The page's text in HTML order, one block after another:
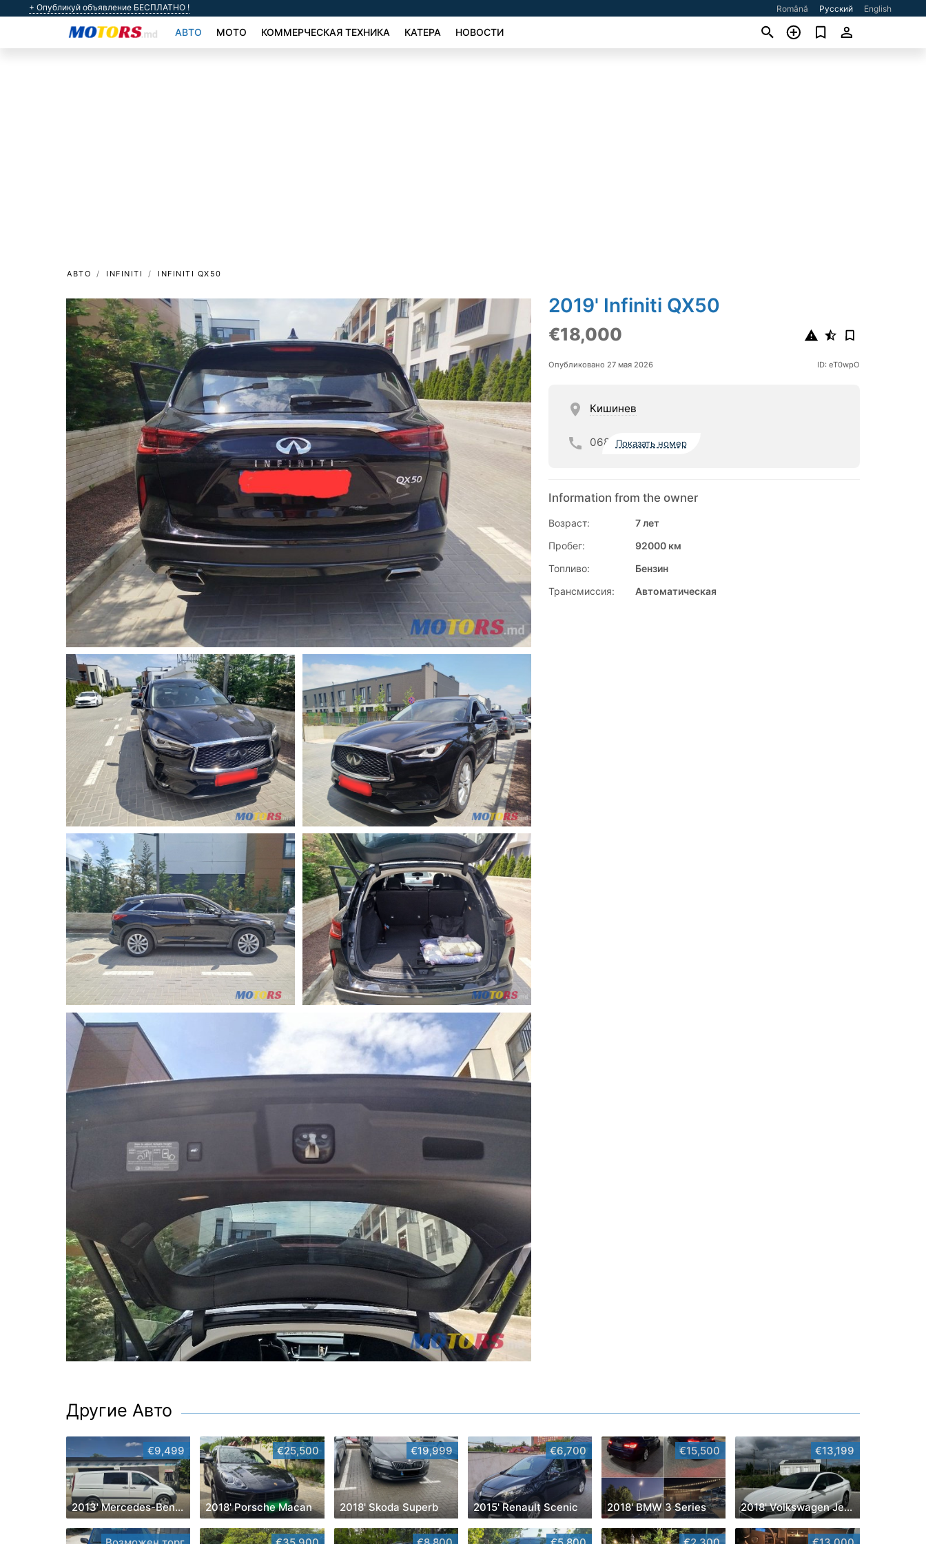
+ Опубликуй объявление БЕСПЛАТНО ! Română Русский English
АВТО МОТО КОММЕРЧЕСКАЯ ТЕХНИКА КАТЕРА НОВОСТИ
АВТО INFINITI INFINITI QX50
2019' Infiniti QX50
€18,000
Опубликовано 27 мая 2026 ID: eT0wpO
Кишинев
068 Показать номер
Information from the owner
Возраст:
7 лет
Пробег:
92000 км
Топливо:
Бензин
Трансмиссия:
Автоматическая
Другие Авто
€9,499
2013' Mercedes-Benz Vito
€25,500
2018' Porsche Macan
€19,999
2018' Skoda Superb
€6,700
2015' Renault Scenic
€15,500
2018' BMW 3 Series
€13,199
2018' Volkswagen Jetta